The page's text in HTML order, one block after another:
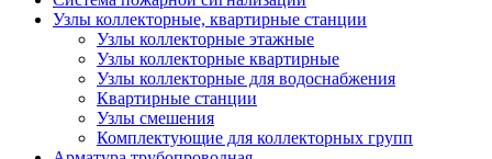
Узлы коллекторные, квартирные станции
Узлы коллекторные этажные
Узлы коллекторные квартирные
Узлы коллекторные для водоснабжения
Квартирные станции
Узлы смешения
Комплектующие для коллекторных групп